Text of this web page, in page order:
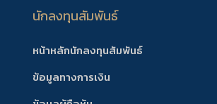
นักลงทุนสัมพันธ์
หน้าหลักนักลงทุนสัมพันธ์
ข้อมูลทางการเงิน